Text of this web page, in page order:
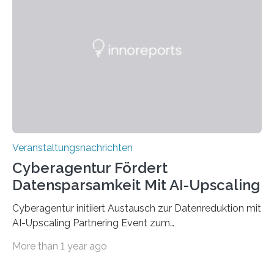
„QUAZAR“ mit insgesamt 1,15 Millionen Euro über vier
Veranstaltungsnachrichten
Cyberagentur Fördert
Datensparsamkeit Mit AI-Upscaling
Cyberagentur initiiert Austausch zur Datenreduktion mit
AI-Upscaling Partnering Event zum
innovative DatenverarbeitungDie Agentur für
More than 1 year ago